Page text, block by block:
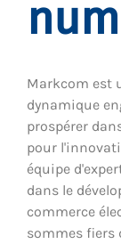
Markcom est
dynamique
prospérer
pour
équipe
dans le
commerce
sommes fiers